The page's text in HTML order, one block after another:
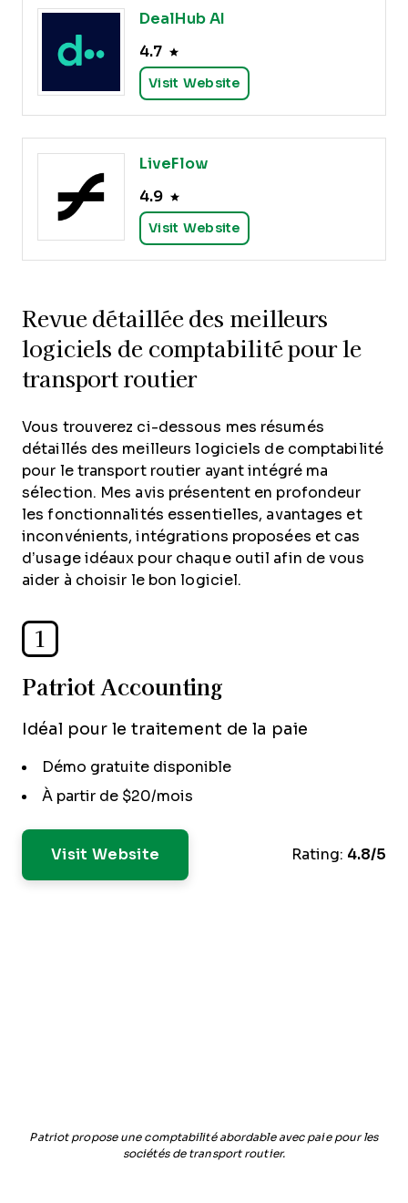
DealHub AI
4.7
Visit Website
LiveFlow
4.9
Visit Website
Revue détaillée des meilleurs
logiciels de comptabilité pour le
transport routier
Vous trouverez ci-dessous mes résumés
détaillés des meilleurs logiciels de comptabilité
pour le transport routier ayant intégré ma
sélection. Mes avis présentent en profondeur
les fonctionnalités essentielles, avantages et
inconvénients, intégrations proposées et cas
d’usage idéaux pour chaque outil afin de vous
aider à choisir le bon logiciel.
1
Patriot Accounting
Idéal pour le traitement de la paie
Démo gratuite disponible
À partir de $20/mois
Visit Website Rating: 4.8/5
Patriot propose une comptabilité abordable avec paie pour les
sociétés de transport routier.